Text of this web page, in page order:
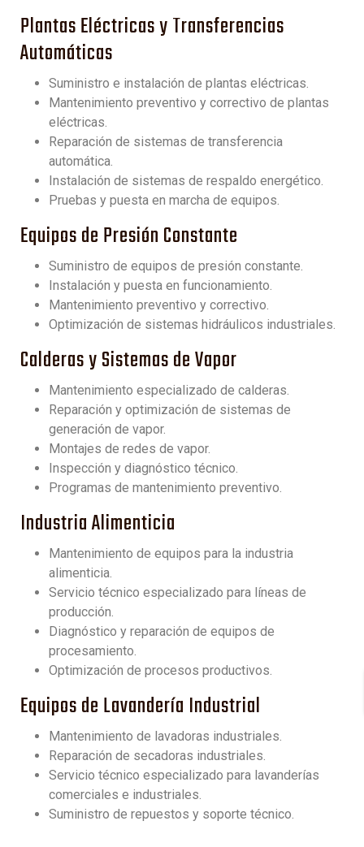
Plantas Eléctricas y Transferencias
Automáticas
Suministro e instalación de plantas eléctricas.
Mantenimiento preventivo y correctivo de plantas
eléctricas.
Reparación de sistemas de transferencia
automática.
Instalación de sistemas de respaldo energético.
Pruebas y puesta en marcha de equipos.
Equipos de Presión Constante
Suministro de equipos de presión constante.
Instalación y puesta en funcionamiento.
Mantenimiento preventivo y correctivo.
Optimización de sistemas hidráulicos industriales.
Calderas y Sistemas de Vapor
Mantenimiento especializado de calderas.
Reparación y optimización de sistemas de
generación de vapor.
Montajes de redes de vapor.
Inspección y diagnóstico técnico.
Programas de mantenimiento preventivo.
Industria Alimenticia
Mantenimiento de equipos para la industria
alimenticia.
Servicio técnico especializado para líneas de
producción.
Diagnóstico y reparación de equipos de
procesamiento.
Optimización de procesos productivos.
Equipos de Lavandería Industrial
Mantenimiento de lavadoras industriales.
Reparación de secadoras industriales.
Servicio técnico especializado para lavanderías
comerciales e industriales.
Suministro de repuestos y soporte técnico.